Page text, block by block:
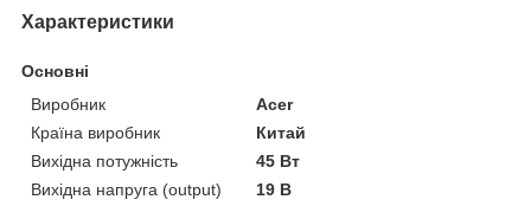
Характеристики
Основні
Виробник
Acer
Країна виробник
Китай
Вихідна потужність
45 Вт
Вихідна напруга (output)
19 В